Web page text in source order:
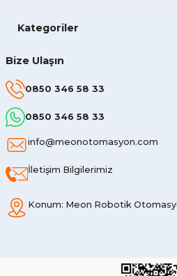
Bize Ulaşın
0850 346 58 33
0850 346 58 33
info@meonotomasyon.com
İletişim Bilgilerimiz
Konum: Meon Robotik
Kategoriler